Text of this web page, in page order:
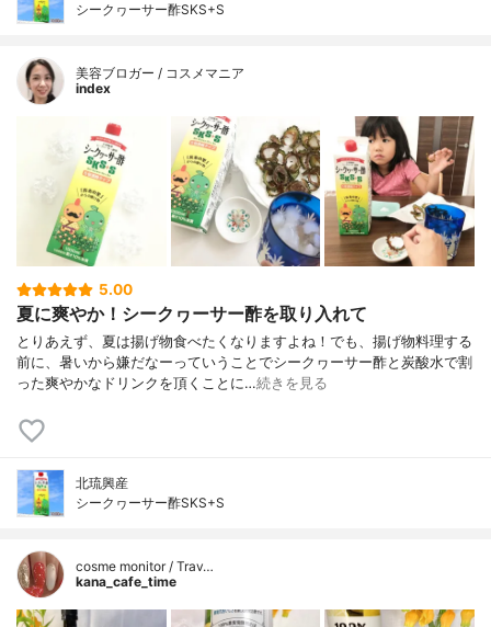
シークヮーサー酢SKS+S
美容ブロガー / コスメマニア
index
5.00
夏に爽やか！シークヮーサー酢を取り入れて
とりあえず、夏は揚げ物食べたくなりますよね！でも、揚げ物料理する
前に、暑いから嫌だなーっていうことでシークヮーサー酢と炭酸水で割
った爽やかなドリンクを頂くことに…続きを見る
北琉興産
シークヮーサー酢SKS+S
cosme monitor / Trav…
kana_cafe_time